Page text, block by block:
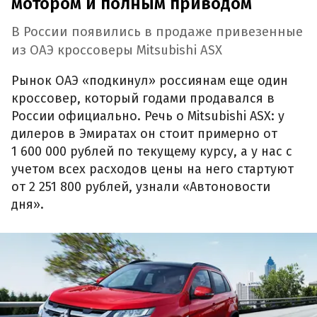
В России появились в продаже привезенные
из ОАЭ кроссоверы Mitsubishi ASX
Рынок ОАЭ «подкинул» россиянам еще один
кроссовер, который годами продавался в
России официально. Речь о Mitsubishi ASX: у
дилеров в Эмиратах он стоит примерно от
1 600 000 рублей по текущему курсу, а у нас с
учетом всех расходов цены на него стартуют
от 2 251 800 рублей, узнали «Автоновости
дня».